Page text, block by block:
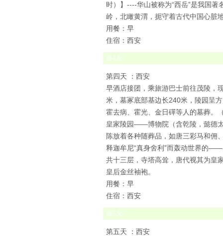
时）】----华山被称为“西岳”是我国
岭，北瞰黄渭，扼守着古代中国心脏
用餐：早
住宿：西安
第4天
第四天 ：西安
早酒店接团，乘旅游巴士前往茂陵，
米，墓冢底部基边长240米，陵园呈
霍去病、霍光、金日磾等人的墓葬。
皇家陵园——博物院（含乾陵，懿德
陈放着各种随葬品，如唐三彩马和佣
释迦牟尼“真身舍利”而轰动世界的
共十三层，寺塔高耸，唐代视其为皇
皇后金丝袖袍。
用餐：早
住宿：西安
第5天
第五天 ：西安